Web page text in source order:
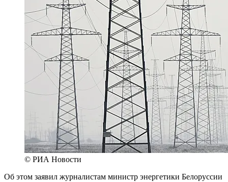
© РИА Новости
Об этом заявил журналистам министр энергетики Белоруссии